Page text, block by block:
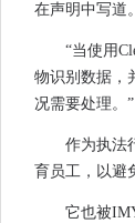
在声明中写道。
“当使用
物识别数据，
况需要处理。”
作为执法
育员工，以避
它也被